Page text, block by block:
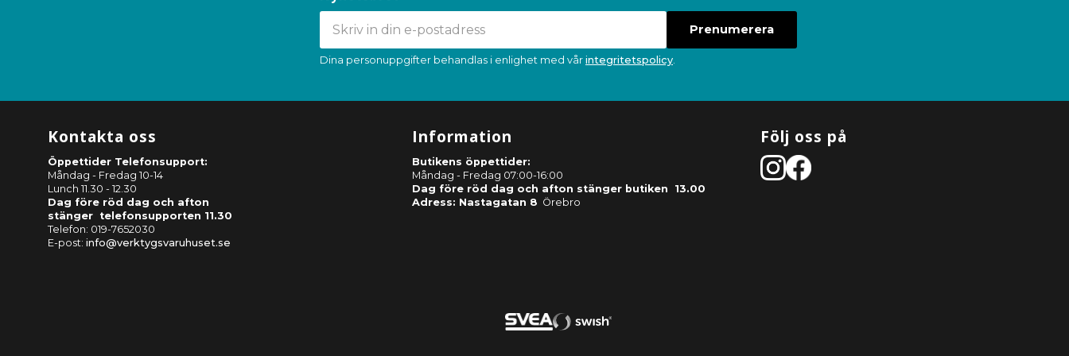
Prenumerera
Dina personuppgifter behandlas i enlighet med vår integritetspolicy.
Kontakta oss
Öppettider Telefonsupport:
Måndag - Fredag 10-14
Lunch 11.30 - 12.30
Dag före röd dag och afton
stänger telefonsupporten 11.30
Telefon: 019-7652030
E-post: info@verktygsvaruhuset.se
Information
Butikens öppettider:
Måndag - Fredag 07:00-16:00
Dag före röd dag och afton stänger butiken 13.00
Adress: Nastagatan 8 Örebro
Följ oss på